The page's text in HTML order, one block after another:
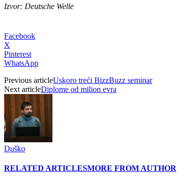
Izvor: Deutsche Welle
Facebook
X
Pinterest
WhatsApp
Previous articleUskoro treći BizzBuzz seminar
Next articleDiplome od milion evra
Duško
RELATED ARTICLESMORE FROM AUTHOR